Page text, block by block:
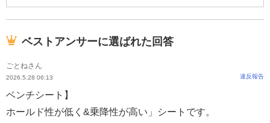
ベストアンサーに選ばれた回答
ごとねさん
2026.5.28 06:13 違反報告
ベンチシート】
ホールド性が低く&乗降性が高い」シートです。